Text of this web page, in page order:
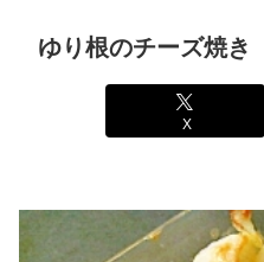
ゆり根のチーズ焼き
X